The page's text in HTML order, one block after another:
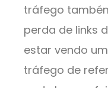
tráfego
perda de links
estar vendo
tráfego de